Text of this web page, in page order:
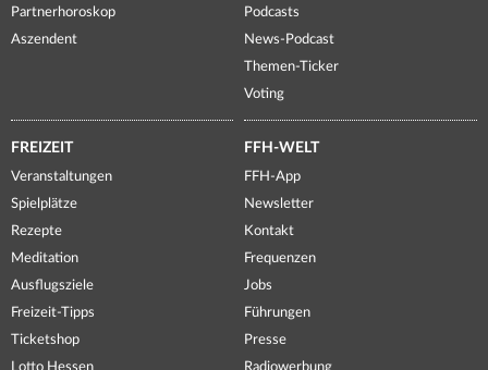
Partnerhoroskop
Aszendent
Podcasts
News-Podcast
Themen-Ticker
Voting
FREIZEIT
Veranstaltungen
Spielplätze
Rezepte
Meditation
Ausflugsziele
Freizeit-Tipps
Ticketshop
Lotto Hessen
FFH-WELT
FFH-App
Newsletter
Kontakt
Frequenzen
Jobs
Führungen
Presse
Radiowerbung